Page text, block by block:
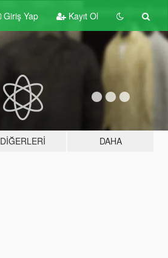
Giriş Yap Kayıt Ol
DIĞERLERI DAHA